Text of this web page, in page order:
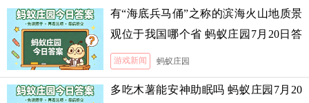
有“海底兵马俑”之称的滨海火山地质景
观位于我国哪个省 蚂蚁庄园7月20日答
案
游戏新闻 蚂蚁庄园
多吃木薯能安神助眠吗 蚂蚁庄园7月20